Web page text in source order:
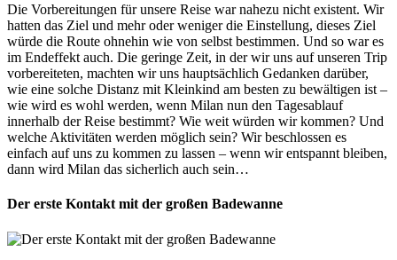
Die Vorbereitungen für unsere Reise war nahezu nicht existent. Wir
hatten das Ziel und mehr oder weniger die Einstellung, dieses Ziel
würde die Route ohnehin wie von selbst bestimmen. Und so war es
im Endeffekt auch. Die geringe Zeit, in der wir uns auf unseren Trip
vorbereiteten, machten wir uns hauptsächlich Gedanken darüber,
wie eine solche Distanz mit Kleinkind am besten zu bewältigen ist –
wie wird es wohl werden, wenn Milan nun den Tagesablauf
innerhalb der Reise bestimmt? Wie weit würden wir kommen? Und
welche Aktivitäten werden möglich sein? Wir beschlossen es
einfach auf uns zu kommen zu lassen – wenn wir entspannt bleiben,
dann wird Milan das sicherlich auch sein…
Der erste Kontakt mit der großen Badewanne